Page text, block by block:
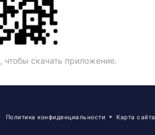
чтобы скачать приложение.
Политика конфиденциальности Карта сайта